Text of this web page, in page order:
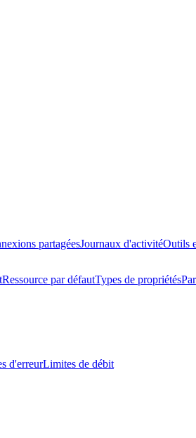
partagéesJournaux d'activitéOutils
Ressource par défautTypes de propriétés
d'erreurLimites de débit